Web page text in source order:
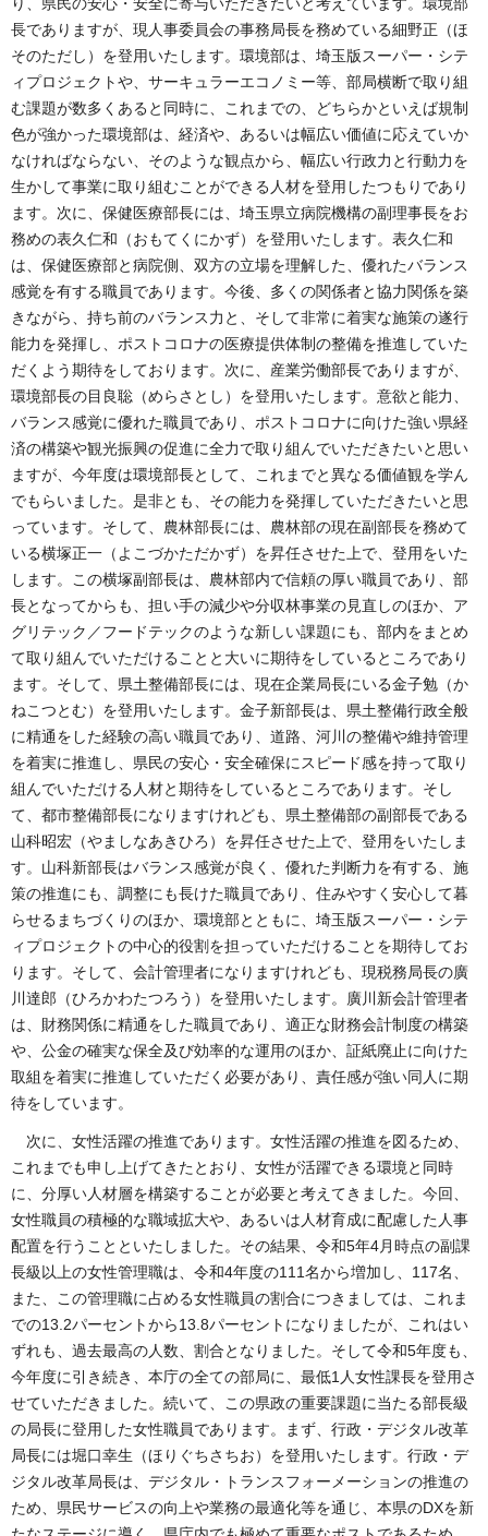
長でありますが、現人事委員会の事務局長を務めている細野正（ほ
そのただし）を登用いたします。環境部は、埼玉版スーパー・シテ
ィプロジェクトや、サーキュラーエコノミー等、部局横断で取り組
む課題が数多くあると同時に、これまでの、どちらかといえば規制
色が強かった環境部は、経済や、あるいは幅広い価値に応えていか
なければならない、そのような観点から、幅広い行政力と行動力を
生かして事業に取り組むことができる人材を登用したつもりであり
ます。次に、保健医療部長には、埼玉県立病院機構の副理事長をお
務めの表久仁和（おもてくにかず）を登用いたします。表久仁和
は、保健医療部と病院側、双方の立場を理解した、優れたバランス
感覚を有する職員であります。今後、多くの関係者と協力関係を築
きながら、持ち前のバランス力と、そして非常に着実な施策の遂行
能力を発揮し、ポストコロナの医療提供体制の整備を推進していた
だくよう期待をしております。次に、産業労働部長でありますが、
環境部長の目良聡（めらさとし）を登用いたします。意欲と能力、
バランス感覚に優れた職員であり、ポストコロナに向けた強い県経
済の構築や観光振興の促進に全力で取り組んでいただきたいと思い
ますが、今年度は環境部長として、これまでと異なる価値観を学ん
でもらいました。是非とも、その能力を発揮していただきたいと思
っています。そして、農林部長には、農林部の現在副部長を務めて
いる横塚正一（よこづかただかず）を昇任させた上で、登用をいた
します。この横塚副部長は、農林部内で信頼の厚い職員であり、部
長となってからも、担い手の減少や分収林事業の見直しのほか、ア
グリテック／フードテックのような新しい課題にも、部内をまとめ
て取り組んでいただけることと大いに期待をしているところであり
ます。そして、県土整備部長には、現在企業局長にいる金子勉（か
ねこつとむ）を登用いたします。金子新部長は、県土整備行政全般
に精通をした経験の高い職員であり、道路、河川の整備や維持管理
を着実に推進し、県民の安心・安全確保にスピード感を持って取り
組んでいただける人材と期待をしているところであります。そし
て、都市整備部長になりますけれども、県土整備部の副部長である
山科昭宏（やましなあきひろ）を昇任させた上で、登用をいたしま
す。山科新部長はバランス感覚が良く、優れた判断力を有する、施
策の推進にも、調整にも長けた職員であり、住みやすく安心して暮
らせるまちづくりのほか、環境部とともに、埼玉版スーパー・シテ
ィプロジェクトの中心的役割を担っていただけることを期待してお
ります。そして、会計管理者になりますけれども、現税務局長の廣
川達郎（ひろかわたつろう）を登用いたします。廣川新会計管理者
は、財務関係に精通をした職員であり、適正な財務会計制度の構築
や、公金の確実な保全及び効率的な運用のほか、証紙廃止に向けた
取組を着実に推進していただく必要があり、責任感が強い同人に期
待をしています。
次に、女性活躍の推進であります。女性活躍の推進を図るため、
これまでも申し上げてきたとおり、女性が活躍できる環境と同時
に、分厚い人材層を構築することが必要と考えてきました。今回、
女性職員の積極的な職域拡大や、あるいは人材育成に配慮した人事
配置を行うことといたしました。その結果、令和5年4月時点の副課
長級以上の女性管理職は、令和4年度の111名から増加し、117名、
また、この管理職に占める女性職員の割合につきましては、これま
での13.2パーセントから13.8パーセントになりましたが、これはい
ずれも、過去最高の人数、割合となりました。そして令和5年度も、
今年度に引き続き、本庁の全ての部局に、最低1人女性課長を登用さ
せていただきました。続いて、この県政の重要課題に当たる部長級
の局長に登用した女性職員であります。まず、行政・デジタル改革
局長には堀口幸生（ほりぐちさちお）を登用いたします。行政・デ
ジタル改革局長は、デジタル・トランスフォーメーションの推進の
ため、県民サービスの向上や業務の最適化等を通じ、本県のDXを新